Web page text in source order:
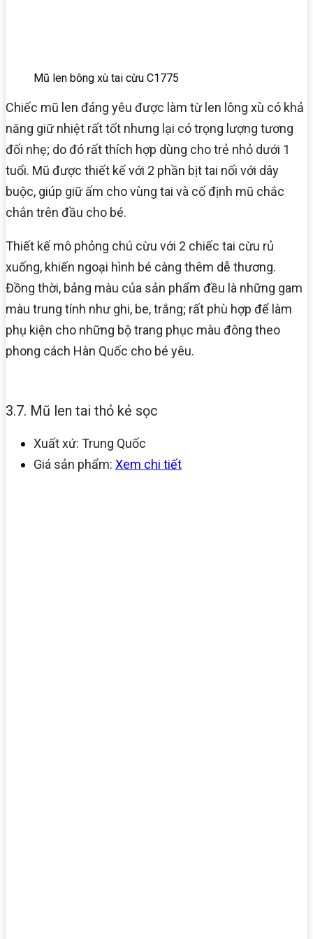
Mũ len bông xù tai cừu C1775
Chiếc mũ len đáng yêu được làm từ len lông xù có khả
năng giữ nhiệt rất tốt nhưng lại có trọng lượng tương
đối nhẹ; do đó rất thích hợp dùng cho trẻ nhỏ dưới 1
tuổi. Mũ được thiết kế với 2 phần bịt tai nối với dây
buộc, giúp giữ ấm cho vùng tai và cố định mũ chắc
chắn trên đầu cho bé.
Thiết kế mô phỏng chú cừu với 2 chiếc tai cừu rủ
xuống, khiến ngoại hình bé càng thêm dễ thương.
Đồng thời, bảng màu của sản phẩm đều là những gam
màu trung tính như ghi, be, trắng; rất phù hợp để làm
phụ kiện cho những bộ trang phục màu đông theo
phong cách Hàn Quốc cho bé yêu.
3.7. Mũ len tai thỏ kẻ sọc
Xuất xứ: Trung Quốc
Giá sản phẩm: Xem chi tiết